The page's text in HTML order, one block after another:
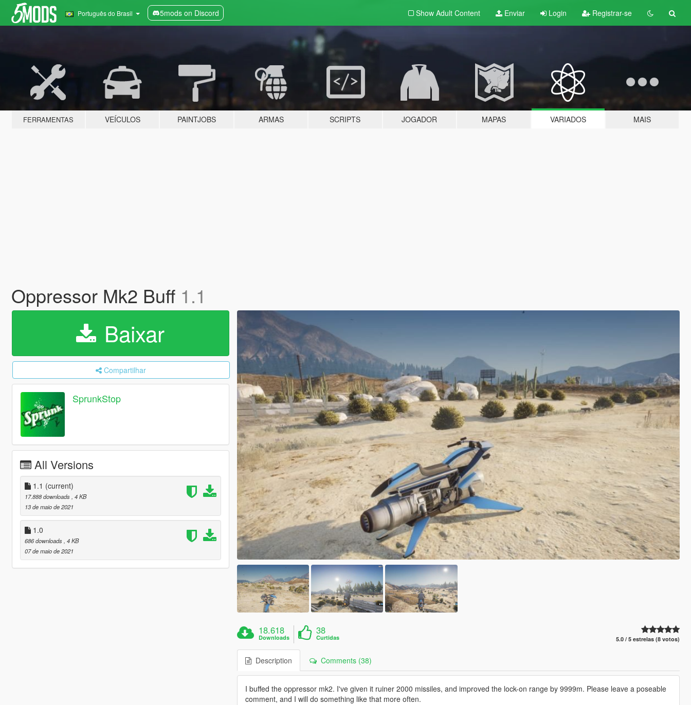
Português do Brasil 5mods on Discord Show Adult Content Enviar Login Registrar-se
FERRAMENTAS VEÍCULOS PAINTJOBS ARMAS SCRIPTS JOGADOR MAPAS VARIADOS MAIS
Oppressor Mk2 Buff 1.1
Baixar
Compartilhar
SprunkStop
All Versions
1.1 (current)
17.888 downloads , 4 KB
13 de maio de 2021
1.0
686 downloads , 4 KB
07 de maio de 2021
18.618
Downloads
38
Curtidas 5.0 / 5 estrelas (8 votos)
Description Comments (38)
I buffed the oppressor mk2. I've given it ruiner 2000 missiles, and improved the lock-on range by 9999m. Please leave a poseable
comment, and I will do something like that more often.